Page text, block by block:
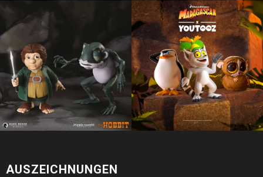
AUSZEICHNUNGEN